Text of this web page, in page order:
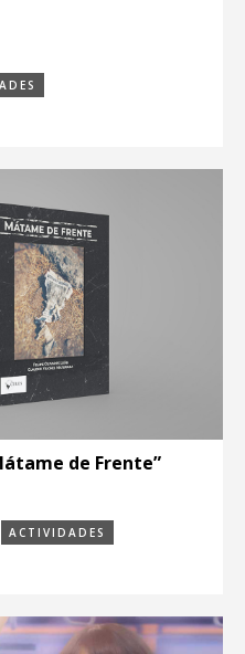
de Frente”
ACTIVIDADES